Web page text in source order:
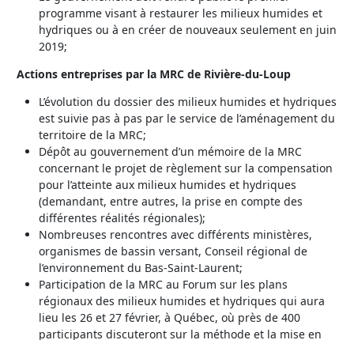
programme visant à restaurer les milieux humides et
hydriques ou à en créer de nouveaux seulement en juin
2019;
Actions entreprises par la MRC de Rivière-du-Loup
L’évolution du dossier des milieux humides et hydriques
est suivie pas à pas par le service de l’aménagement du
territoire de la MRC;
Dépôt au gouvernement d’un mémoire de la MRC
concernant le projet de règlement sur la compensation
pour l’atteinte aux milieux humides et hydriques
(demandant, entre autres, la prise en compte des
différentes réalités régionales);
Nombreuses rencontres avec différents ministères,
organismes de bassin versant, Conseil régional de
l’environnement du Bas-Saint-Laurent;
Participation de la MRC au Forum sur les plans
régionaux des milieux humides et hydriques qui aura
lieu les 26 et 27 février, à Québec, où près de 400
participants discuteront sur la méthode et la mise en